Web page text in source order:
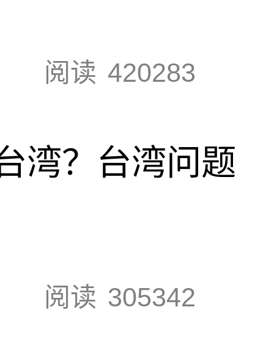
阅读 420283
湾？台湾问题
阅读 305342